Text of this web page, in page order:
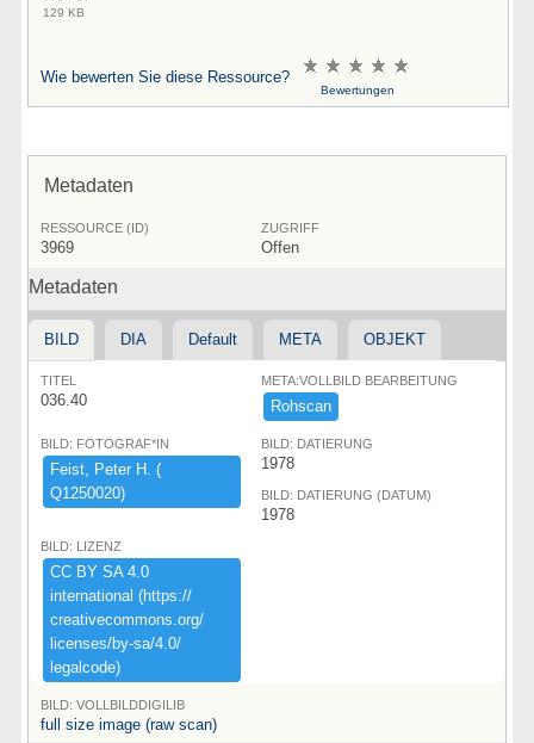
129 KB
Wie bewerten Sie diese Ressource?
Bewertungen
Metadaten
RESSOURCE (ID)
3969
ZUGRIFF
Offen
Metadaten
BILD DIA Default META OBJEKT
TITEL
036.40
META:VOLLBILD BEARBEITUNG
Rohscan
BILD: FOTOGRAF*IN
Feist,​ ​Peter ​H.​ ​(​
Q1250020)​
BILD: DATIERUNG
1978
BILD: DATIERUNG (DATUM)
1978
BILD: LIZENZ
CC ​BY ​SA ​4.​0 ​
international ​(​https:​/​/​
creativecommons.​org/​
licenses/​by-​sa/​4.​0/​
legalcode)​
BILD: VOLLBILDDIGILIB
full size image (raw scan)